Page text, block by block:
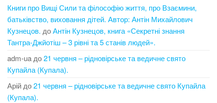
Книги про Вищі Сили та філософію життя, про Взаємини,
батьківство, виховання дітей. Автор: Антін Михайлович
Кузнецов. доАнтін Кузнецов, книга «Секретні знання
Тантра-Джйотіш – 3 рівні та 5 станів людей».
adm-uaдо21 червня – рідновірське та ведичне свято
Купайла (Купала).
Арійдо21 червня – рідновірське та ведичне свято Купайла
(Купала).